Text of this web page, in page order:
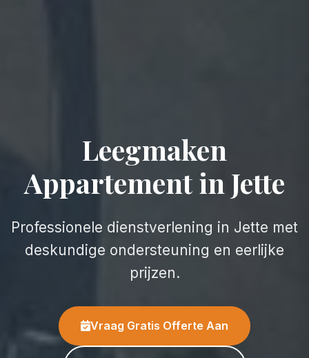
Leegmaken
Appartement in Jette
Professionele dienstverlening in Jette met
deskundige ondersteuning en eerlijke
prijzen.
Vraag Gratis Offerte Aan